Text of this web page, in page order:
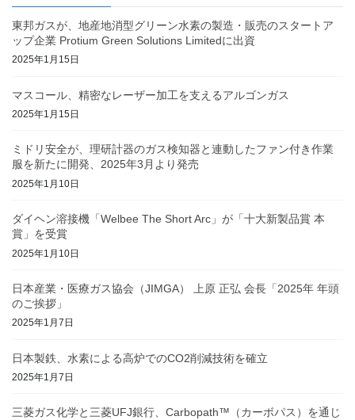
東邦ガスが、地産地消型グリーン水素の製造・販売のスタートア
ップ企業 Protium Green Solutions Limitedに出資
2025年1月15日
マスコール、精密なレーザー加工を支えるアルゴンガス
2025年1月15日
ミドリ安全が、理研計器のガス検知器と連動したファン付き作業
服を新たに開発、2025年3月より発売
2025年1月10日
ダイヘン溶接機「Welbee The Short Arc」が「十大新製品賞 本
賞」を受賞
2025年1月10日
日本産業・医療ガス協会（JIMGA） 上原 正弘 会長「2025年 年頭
のご挨拶」
2025年1月7日
日本製鉄、水素による高炉でのCO2削減技術を確立
2025年1月7日
三菱ガス化学と三菱UFJ銀行、Carbopath™（カーボパス）を通じ